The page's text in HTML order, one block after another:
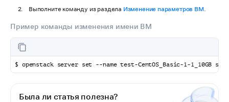
Выполните команду из раздела Изменение параметров ВМ.
Пример команды изменения имени ВМ
$ openstack server set --name test-CentOS_Basic-1-1_10GB
Была ли статья полезна?